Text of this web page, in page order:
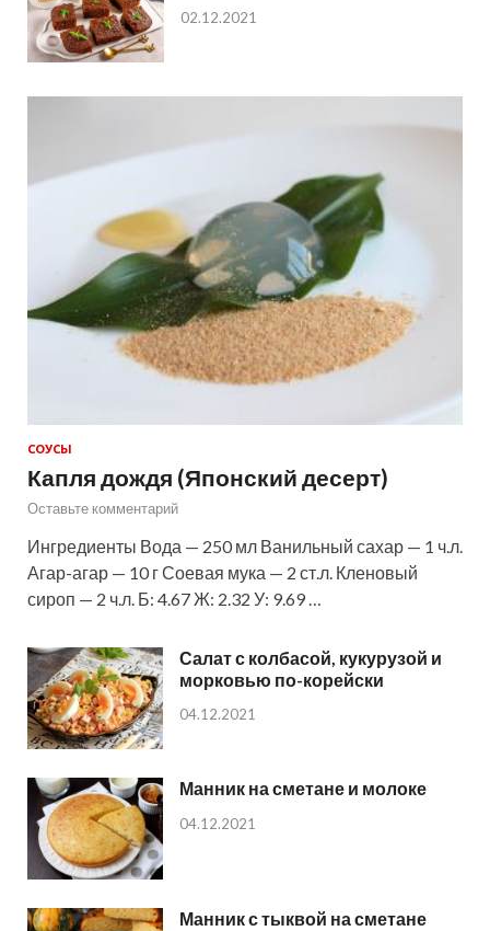
02.12.2021
СОУСЫ
Капля дождя (Японский десерт)
Оставьте комментарий
Ингредиенты Вода — 250 мл Ванильный сахар — 1 ч.л.
Агар-агар — 10 г Соевая мука — 2 ст.л. Кленовый
сироп — 2 ч.л. Б: 4.67 Ж: 2.32 У: 9.69 …
Салат с колбасой, кукурузой и
морковью по-корейски
04.12.2021
Манник на сметане и молоке
04.12.2021
Манник с тыквой на сметане